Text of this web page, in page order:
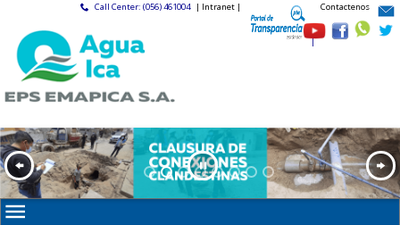
Call Center: (056) 461004 | Intranet |
|
Contactenos